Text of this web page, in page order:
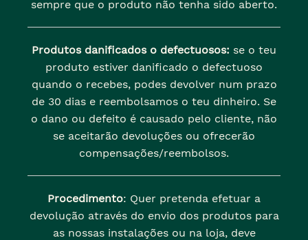
sempre que o produto não tenha sido aberto.
Produtos danificados o defectuosos: se o teu
produto estiver danificado o defectuoso
quando o recebes, podes devolver num prazo
de 30 dias e reembolsamos o teu dinheiro. Se
o dano ou defeito é causado pelo cliente, não
se aceitarão devoluções ou ofrecerão
compensações/reembolsos.
Procedimento: Quer pretenda efetuar a
devolução através do envio dos produtos para
as nossas instalações ou na loja, deve